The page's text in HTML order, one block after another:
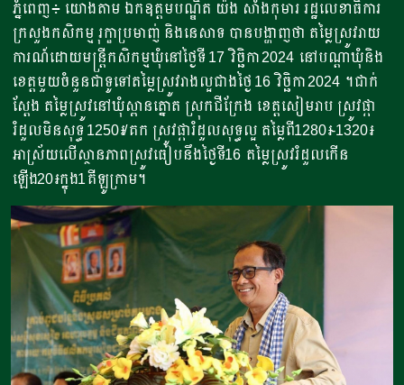
ភ្នំពេញ៖ យោងតាម​ ឯកឧត្តមបណ្ឌិត យ៉ង សាំងកុមារ រដ្ឋលេខាធិការ
ក្រសួងកសិកម្ម រុក្ខាប្រមាញ់ និងនេសាទ បានបង្ហាញថា ​តម្លៃស្រូវរាយ
ការណ៍ដោយមន្រ្តីកសិកម្មឃុំនៅថ្ងៃទី 17 វិច្ឆិកា 2024 នៅបណ្តាឃុំនិង
ខេត្តមួយចំនួនជាទូទៅតម្លៃស្រូវរាងល្អជាងថ្ងៃ 16 វិច្ឆិកា 2024 ។ជាក់
ស្តែង តម្លៃស្រូវនៅឃុំស្ពានត្នោត ស្រុកជីក្រែង​ ខេត្តសៀមរាប ស្រូវផ្កា
រំដួលមិនសុទ្ធ 1250៛/គក ស្រូវផ្ការំដួលសុទ្ធល្អ តម្លៃពី1280៛-1320៛
អាស្រ័យ​លើស្ថានភាពស្រូវធៀបនឹងថ្ងៃទី16 តម្លៃស្រូវរំដួលកើន
ឡើង20៛ក្នុង1គីឡូក្រាម។​